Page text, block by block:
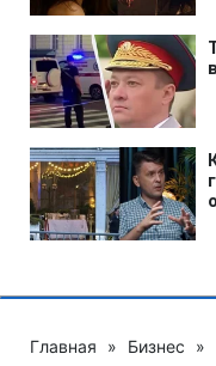
Главная » Бизнес »